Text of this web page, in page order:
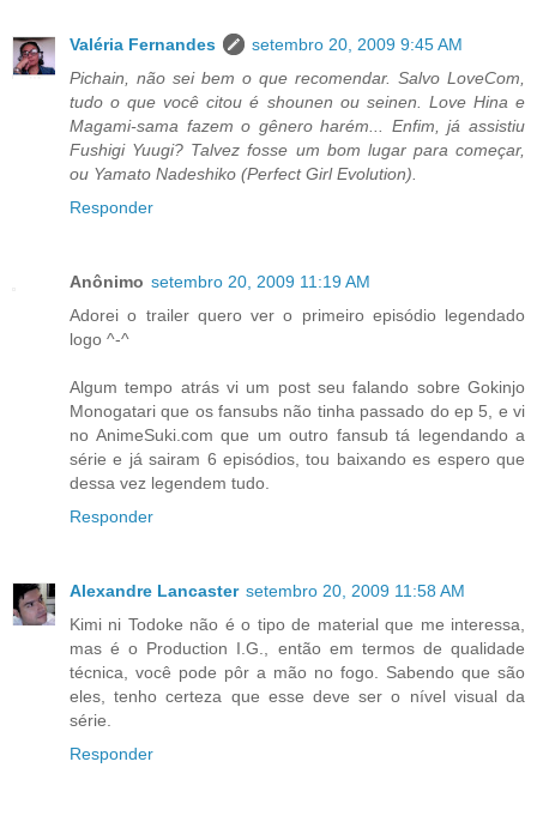
Valéria Fernandes
setembro 20, 2009 9:45 AM
Pichain, não sei bem o que recomendar. Salvo LoveCom,
tudo o que você citou é shounen ou seinen. Love Hina e
Magami-sama fazem o gênero harém... Enfim, já assistiu
Fushigi Yuugi? Talvez fosse um bom lugar para começar,
ou Yamato Nadeshiko (Perfect Girl Evolution).
Responder
Anônimo setembro 20, 2009 11:19 AM
Adorei o trailer quero ver o primeiro episódio legendado
logo ^-^
Algum tempo atrás vi um post seu falando sobre Gokinjo
Monogatari que os fansubs não tinha passado do ep 5, e vi
no AnimeSuki.com que um outro fansub tá legendando a
série e já sairam 6 episódios, tou baixando es espero que
dessa vez legendem tudo.
Responder
Alexandre Lancaster setembro 20, 2009 11:58 AM
Kimi ni Todoke não é o tipo de material que me interessa,
mas é o Production I.G., então em termos de qualidade
técnica, você pode pôr a mão no fogo. Sabendo que são
eles, tenho certeza que esse deve ser o nível visual da
série.
Responder